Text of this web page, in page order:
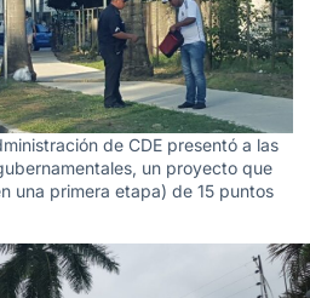
de CDE presentó a las
un proyecto que
una primera etapa) de 15 puntos